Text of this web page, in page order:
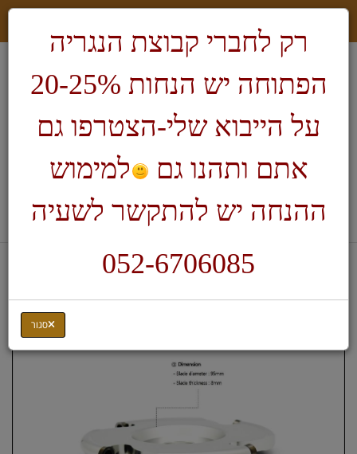
לעגלת הקניות
Manpa Tools
רק לחברי קבוצת הנגריה
הפתוחה יש הנחות 20-25%
על הייבוא שלי-הצטרפו גם
אתם ותהנו גם
למימוש
ההנחה יש להתקשר לשעיה
052-6706085
סגור